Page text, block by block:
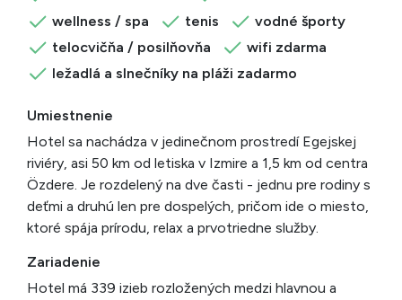
wellness / spa
tenis
vodné športy
telocvičňa / posilňovňa
wifi zdarma
ležadlá a slnečníky na pláži zadarmo
Umiestnenie
Hotel sa nachádza v jedinečnom prostredí Egejskej
riviéry, asi 50 km od letiska v Izmire a 1,5 km od centra
Özdere. Je rozdelený na dve časti - jednu pre rodiny s
deťmi a druhú len pre dospelých, pričom ide o miesto,
ktoré spája prírodu, relax a prvotriedne služby.
Zariadenie
Hotel má 339 izieb rozložených medzi hlavnou a